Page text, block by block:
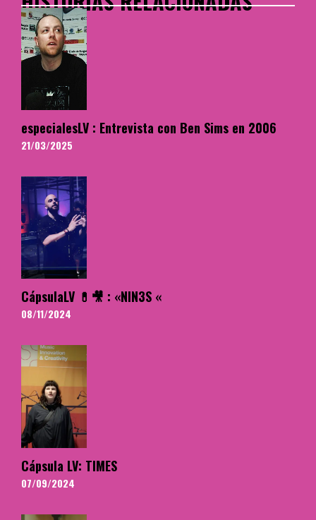
especialesLV : Entrevista con Ben Sims en 2006
21/03/2025
CápsulaLV 💊🎥 : «NIN3S «
08/11/2024
Cápsula LV: TIMES
07/09/2024